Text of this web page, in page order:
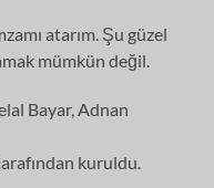
atarım. Şu güzel
mümkün değil.
Bayar, Adnan
kuruldu.